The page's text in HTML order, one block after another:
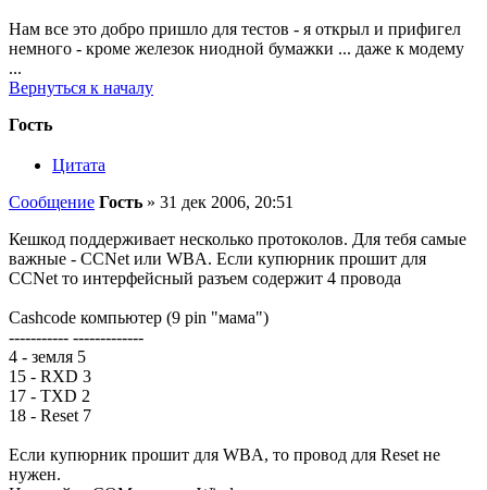
Нам все это добро пришло для тестов - я открыл и прифигел
немного - кроме железок ниодной бумажки ... даже к модему
...
Вернуться к началу
Гость
Цитата
Сообщение Гость » 31 дек 2006, 20:51
Кешкод поддерживает несколько протоколов. Для тебя самые
важные - CCNet или WBA. Если купюрник прошит для
CCNet то интерфейсный разъем содержит 4 провода
Cashcode компьютер (9 pin "мама")
----------- -------------
4 - земля 5
15 - RXD 3
17 - TXD 2
18 - Reset 7
Если купюрник прошит для WBA, то провод для Reset не
нужен.